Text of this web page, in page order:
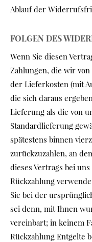
Ablauf der
FOLGEN DES
Wenn Sie diesen
Zahlungen, die wir
der Lieferkosten (mit
die sich daraus
Lieferung als die von
Standardlieferung
spätestens binnen
zurückzuzahlen, an
dieses Vertrags bei
Rückzahlung
Sie bei der
sei denn, mit Ihnen
vereinbart; in keinem
Rückzahlung Entgelte